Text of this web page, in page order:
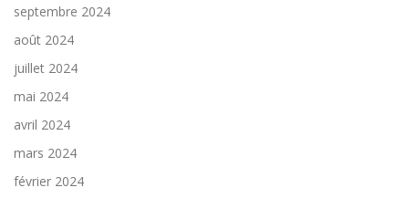
septembre 2024
août 2024
juillet 2024
mai 2024
avril 2024
mars 2024
février 2024